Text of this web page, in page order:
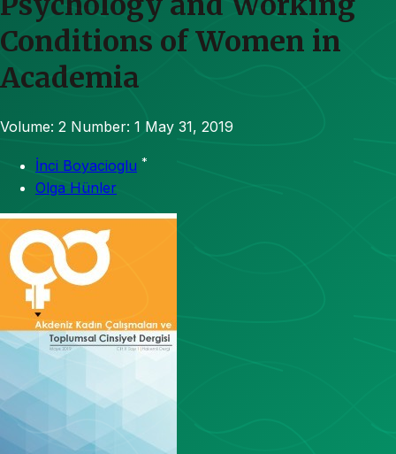
Conditions of Women in
Academia
Volume: 2 Number: 1 May 31, 2019
İnci Boyacioglu *
Olga Hünler